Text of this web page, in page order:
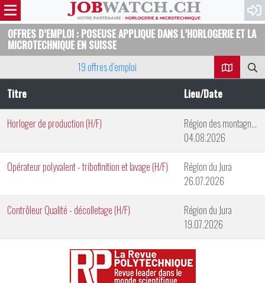
OFFRES D’EMPLOI : POSEUSE APPLIQUE DANS L’HORLOGERIE ET LA
MICROTECHNIQUE EN SUISSE
19 offres d’emploi
Titre
Lieu/Date
Horloger de production (H/F)
Région des montagnes neuchâteloises
04.08.2026
Opérateur polyvalent - tribofinition et lavage (H/F)
Région du Jura
26.07.2026
Contrôleur Qualité - décolletage (H/F)
Région du Jura
19.07.2026